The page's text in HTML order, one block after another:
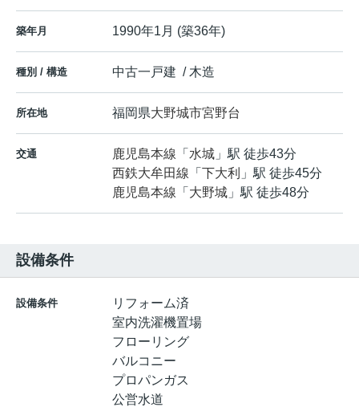
築年月 1990年1月 (築36年)
種別 / 構造 中古一戸建 / 木造
所在地 福岡県大野城市宮野台
交通 鹿児島本線 「 水城 」駅 徒歩43分
西鉄大牟田線 「 下大利 」駅 徒歩45分
鹿児島本線 「 大野城 」駅 徒歩48分
設備条件
設備条件
リフォーム済
室内洗濯機置場
フローリング
バルコニー
プロパンガス
公営水道